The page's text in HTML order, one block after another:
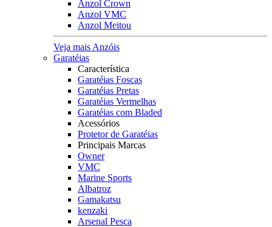
Anzol Crown
Anzol VMC
Anzol Meitou
Veja mais Anzóis
Garatéias
Característica
Garatéias Foscas
Garatéias Pretas
Garatéias Vermelhas
Garatéias com Bladed
Acessórios
Protetor de Garatéias
Principais Marcas
Owner
VMC
Marine Sports
Albatroz
Gamakatsu
kenzaki
Arsenal Pesca